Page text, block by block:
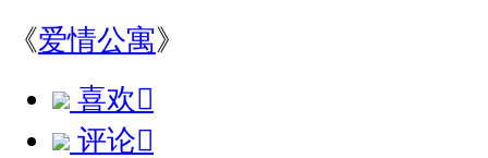
《爱情公寓》
喜欢
评论